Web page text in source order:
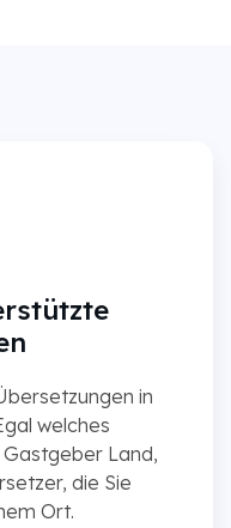
in
welches
Land,
die Sie
Ort.